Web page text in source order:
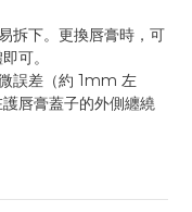
拆下。更換唇膏時，可
可。
誤差（約 1mm 左
唇膏蓋子的外側纏繞